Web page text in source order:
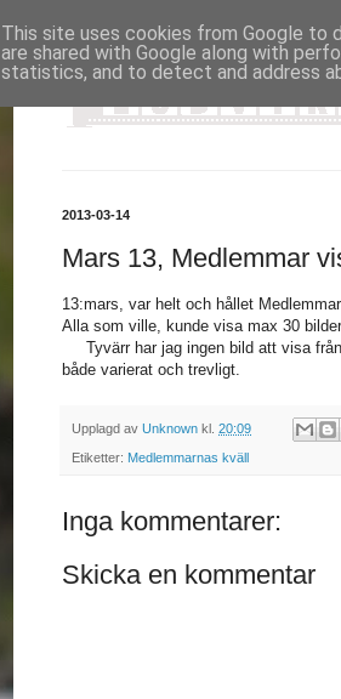
2013-03-14
Mars 13, Medlemmar
13:mars, var helt och hållet
Alla som ville, kunde visa max 30
Tyvärr har jag ingen bild att visa
både varierat och trevligt.
Upplagd av Unknown kl. 20:09
Etiketter: Medlemmarnas kväll
Inga kommentarer:
Skicka en kommentar
This site uses cookies from Google to
are shared with Google along with
statistics, and to detect and address